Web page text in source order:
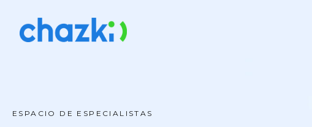
ESPACIO DE ESPECIALISTAS